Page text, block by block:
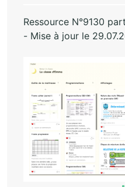
Ressource N°9130
- Mise à jour le